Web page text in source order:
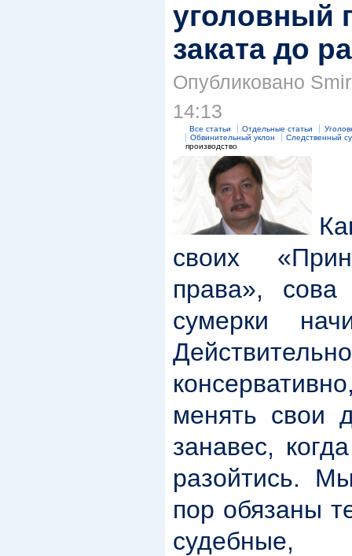
уголовный
заката до
Опубликовано
14:13
Все статьи Отдельные статьи
Обвинительный уклон
Следственный
производство
своих
права»,
сумерки
менять свои
занавес,
разойтись.
пор обязаны